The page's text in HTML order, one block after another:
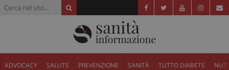
ADVOCACY SALUTE PREVENZIONE SANITÀ TUTTO DIABETE